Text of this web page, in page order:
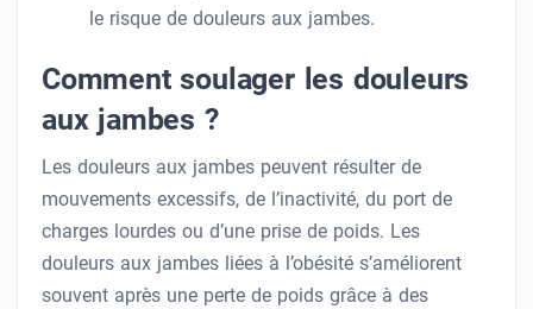
le risque de douleurs aux jambes.
Comment soulager les douleurs
aux jambes ?
Les douleurs aux jambes peuvent résulter de
mouvements excessifs, de l’inactivité, du port de
charges lourdes ou d’une prise de poids. Les
douleurs aux jambes liées à l’obésité s’améliorent
souvent après une perte de poids grâce à des